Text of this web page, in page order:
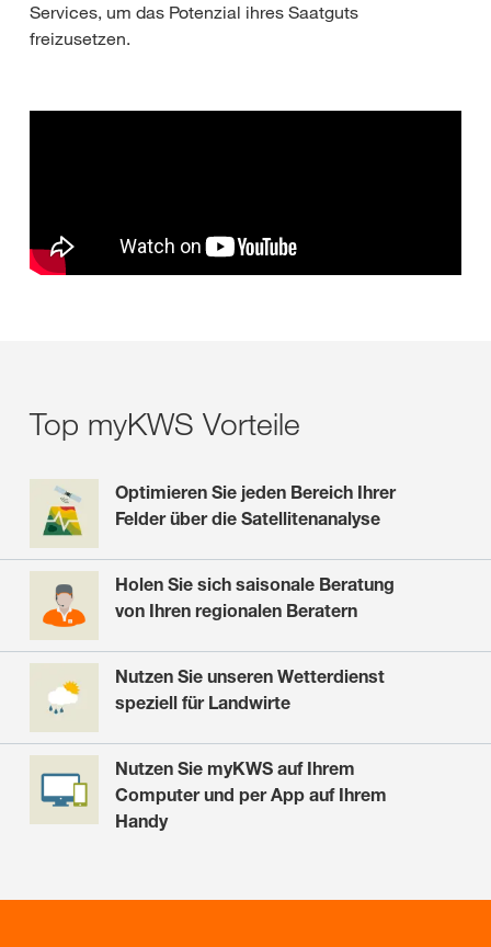
Services, um das Potenzial ihres Saatguts
freizusetzen.
Top myKWS Vorteile
Optimieren Sie jeden Bereich Ihrer
Felder über die Satellitenanalyse
Holen Sie sich saisonale Beratung
von Ihren regionalen Beratern
Nutzen Sie unseren Wetterdienst
speziell für Landwirte
Nutzen Sie myKWS auf Ihrem
Computer und per App auf Ihrem
Handy